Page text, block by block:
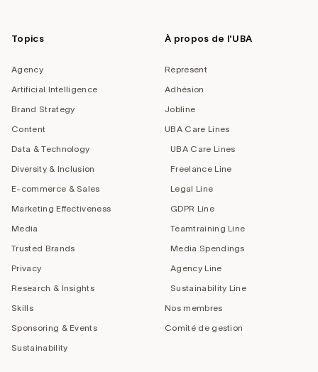
Topics
Agency
Artificial Intelligence
Brand Strategy
Content
Data & Technology
Diversity & Inclusion
E-commerce & Sales
Marketing Effectiveness
Media
Trusted Brands
Privacy
Research & Insights
Skills
Sponsoring & Events
Sustainability
À propos de l'UBA
Represent
Adhésion
Jobline
UBA Care Lines
UBA Care Lines
Freelance Line
Legal Line
GDPR Line
Teamtraining Line
Media Spendings
Agency Line
Sustainability Line
Nos membres
Comité de gestion